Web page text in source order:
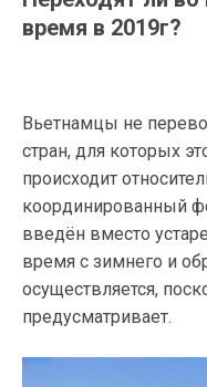
время в 2019г?
Вьетнамцы не
стран, для которых
происходит
координированный
введён вместо
время с зимнего и
осуществляется,
предусматривает.